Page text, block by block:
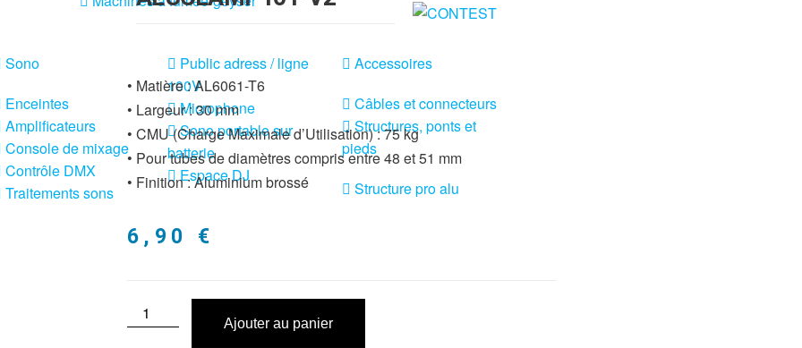
Sono
Enceintes
Amplificateurs
Console de mixage
Contrôle DMX
Traitements sons
Public adress / ligne
100V
Microphone
Sono portable sur
batterie
Espace DJ
Accessoires
Câbles et connecteurs
Structures, ponts et
pieds
Structure pro alu
• Matière : AL6061-T6
• Largeur : 30 mm
• CMU (Charge Maximale d’Utilisation) : 75 kg
• Pour tubes de diamètres compris entre 48 et 51 mm
• Finition : Aluminium brossé
6,90 €
Ajouter au panier